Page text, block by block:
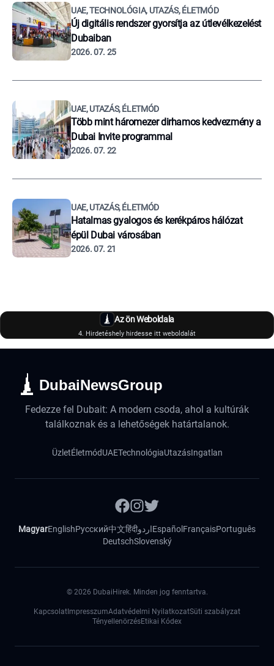
UAE, TECHNOLÓGIA, UTAZÁS, ÉLETMÓD
Új digitális rendszer gyorsítja az útlevélkezelést
Dubaiban
2026. 07. 25
UAE, UTAZÁS, ÉLETMÓD
Több mint háromezer dirhamos kedvezmény a
Dubai Invite programmal
2026. 07. 22
UAE, UTAZÁS, ÉLETMÓD
Hatalmas gyalogos és kerékpáros hálózat
épül Dubai városában
2026. 07. 21
Az ön Weboldala
4. Hirdetéshely hirdesse itt weboldalát
DubaiNewsGroup
Fedezze fel Dubait: A modern csoda, ahol a kultúrák
találkoznak és a lehetőségek határtalanok.
ÜzletÉletmódUAETechnológiaUtazásIngatlan
MagyarEnglishРусский中文हिंदीاردوEspañol FrançaisPortuguês
DeutschSlovenský
© 2026 DubaiHirek. Minden jog fenntartva.
Kapcsolat ImpresszumAdatvédelmi NyilatkozatSüti szabályzat
TényellenörzésEtikai Kódex